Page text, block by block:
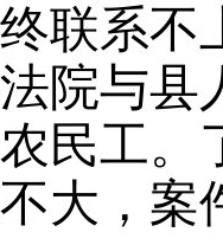
联系不
院与县
民工。
大，案